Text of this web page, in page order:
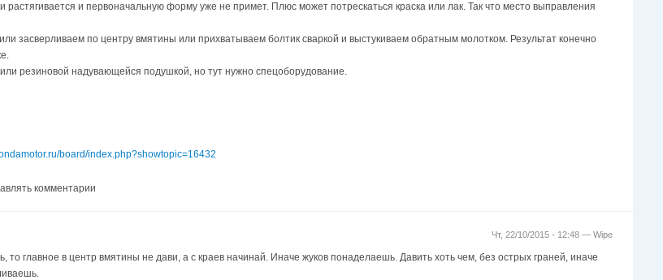
и первоначальную форму уже не примет. Плюс может потрескаться краска или лак. Так что место выправления
засверливаем по центру вмятины или прихватываем болтик сваркой и выстукиваем обратным молотком. Результат конечно
резиновой надувающейся подушкой, но тут нужно спецоборудование.
board/index.php?showtopic=16432
комментарии
Чт, 22/10/2015 - 12:48 — Wipe
то главное в центр вмятины не дави, а с краев начинай. Иначе жуков понаделаешь. Давить хоть чем, без острых граней, иначе